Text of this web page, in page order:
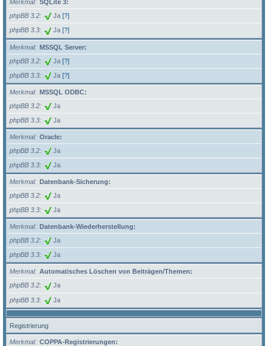
Merkmal
SQLite 3:
phpBB 3.2
Ja [?]
phpBB 3.3 Ja [?]
Merkmal
MSSQL Server:
phpBB 3.2
Ja [?]
phpBB 3.3 Ja [?]
Merkmal
MSSQL ODBC:
phpBB 3.2
Ja
phpBB 3.3 Ja
Merkmal
Oracle:
phpBB 3.2
Ja
phpBB 3.3 Ja
Merkmal
Datenbank-Sicherung:
phpBB 3.2
Ja
phpBB 3.3 Ja
Merkmal
Datenbank-Wiederherstellung:
phpBB 3.2
Ja
phpBB 3.3 Ja
Merkmal
Automatisches Löschen von Beiträgen/Themen:
phpBB 3.2
Ja
phpBB 3.3 Ja
Registrierung
Merkmal
COPPA-Registrierungen: